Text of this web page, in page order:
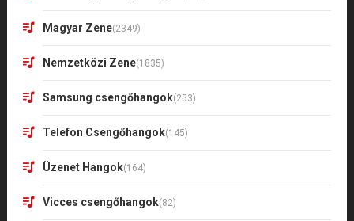
Magyar Zene(2349)
Nemzetközi Zene(1835)
Samsung csengőhangok(253)
Telefon Csengőhangok(145)
Üzenet Hangok(164)
Vicces csengőhangok(82)